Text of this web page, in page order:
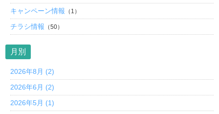
キャンペーン情報 （1）
チラシ情報 （50）
月別
2026年8月 (2)
2026年6月 (2)
2026年5月 (1)